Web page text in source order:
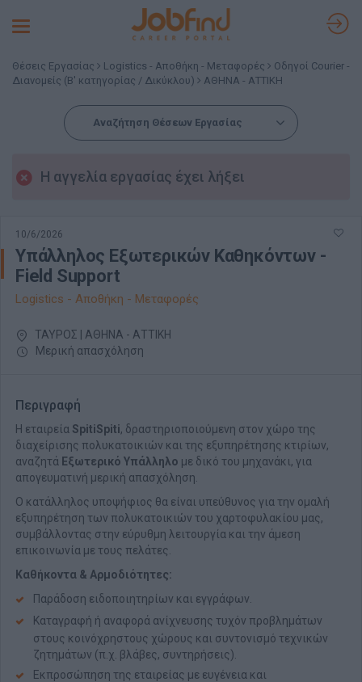
Toggle
Θέσεις Εργασίας Logistics - Αποθήκη - Μεταφορές
Οδηγοί Courier -
Διανομείς (Β' κατηγορίας / Δικύκλου)
ΑΘΗΝΑ - ΑΤΤΙΚΗ
Αναζήτηση Θέσεων Εργασίας
Η αγγελία εργασίας έχει λήξει
10/6/2026
Υπάλληλος Εξωτερικών Καθηκόντων -
Field Support
Logistics - Αποθήκη - Μεταφορές
ΤΑΥΡΟΣ | ΑΘΗΝΑ - ΑΤΤΙΚΗ
Μερική απασχόληση
Περιγραφή
Η εταιρεία SpitiSpiti, δραστηριοποιούμενη στον χώρο της
διαχείρισης πολυκατοικιών και της εξυπηρέτησης κτιρίων,
αναζητά Εξωτερικό Υπάλληλο με δικό του μηχανάκι, για
απογευματινή μερική απασχόληση.
Ο κατάλληλος υποψήφιος θα είναι υπεύθυνος για την ομαλή
εξυπηρέτηση των πολυκατοικιών του χαρτοφυλακίου μας,
συμβάλλοντας στην εύρυθμη λειτουργία και την άμεση
επικοινωνία με τους πελάτες.
Καθήκοντα & Αρμοδιότητες:
Παράδοση ειδοποιητηρίων και εγγράφων.
Καταγραφή ή αναφορά ανίχνευσης τυχόν προβλημάτων
στους κοινόχρηστους χώρους και συντονισμό τεχνικών
ζητημάτων (π.χ. βλάβες, συντηρήσεις).
Εκπροσώπηση της εταιρείας με ευγένεια και